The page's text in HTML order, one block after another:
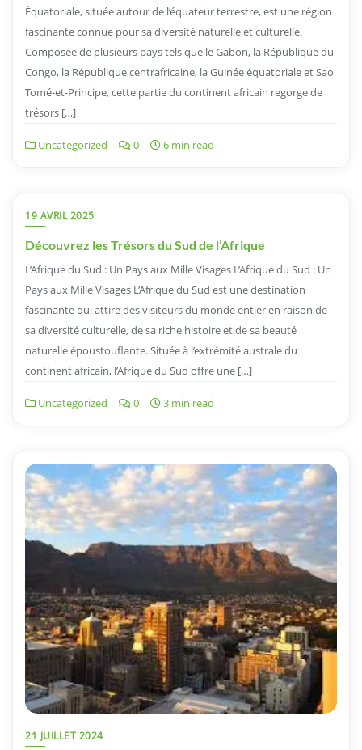
Équatoriale, située autour de l’équateur terrestre, est une région
fascinante connue pour sa diversité naturelle et culturelle.
Composée de plusieurs pays tels que le Gabon, la République du
Congo, la République centrafricaine, la Guinée équatoriale et Sao
Tomé-et-Principe, cette partie du continent africain regorge de
trésors […]
Uncategorized 0 6 min read
19 AVRIL 2025
Découvrez les Trésors du Sud de l’Afrique
L’Afrique du Sud : Un Pays aux Mille Visages L’Afrique du Sud : Un
Pays aux Mille Visages L’Afrique du Sud est une destination
fascinante qui attire des visiteurs du monde entier en raison de
sa diversité culturelle, de sa riche histoire et de sa beauté
naturelle époustouflante. Située à l’extrémité australe du
continent africain, l’Afrique du Sud offre une […]
Uncategorized 0 3 min read
21 JUILLET 2024